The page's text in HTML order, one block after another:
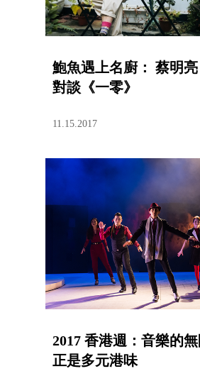
鮑魚遇上名廚： 蔡明
對談《一零》
11.15.2017
2017 香港週：音樂的無
正是多元港味